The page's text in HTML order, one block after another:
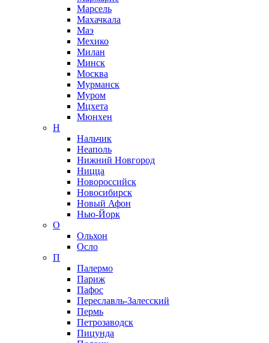
Марсель
Махачкала
Маэ
Мехико
Милан
Минск
Москва
Мурманск
Муром
Мцхета
Мюнхен
Н
Нальчик
Неаполь
Нижний Новгород
Ницца
Новороссийск
Новосибирск
Новый Афон
Нью-Йорк
О
Ольхон
Осло
П
Палермо
Париж
Пафос
Переславль-Залесский
Пермь
Петрозаводск
Пицунда